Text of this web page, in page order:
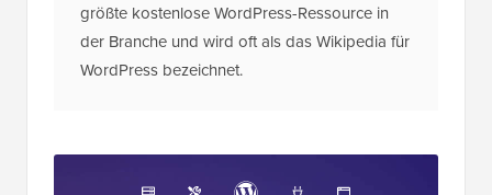
größte kostenlose WordPress-Ressource in
der Branche und wird oft als das Wikipedia für
WordPress bezeichnet.